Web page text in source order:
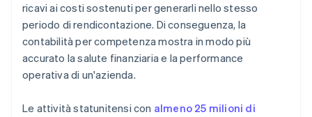
ricavi ai costi sostenuti per generarli nello stesso
periodo di rendicontazione. Di conseguenza, la
contabilità per competenza mostra in modo più
accurato la salute finanziaria e la performance
operativa di un'azienda.
Le attività statunitensi con almeno 25 milioni di